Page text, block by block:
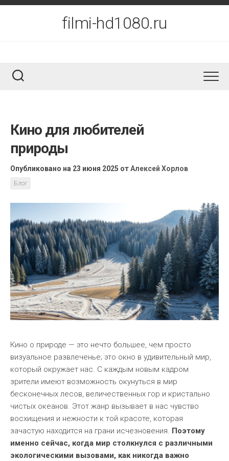
Перейти
filmi-hd1080.ru
Кино для любителей
природы
Опубликовано на 23 июня 2025 отАлексей Хорлов
Блог
Кино о природе — это нечто большее, чем просто
визуальное развлеченье; это окно в удивительный мир,
который окружает нас. С каждым новым кадром
зрители имеют возможность окунуться в мир
бесконечных лесов, величественных гор и кристально
чистых океанов. Этот жанр вызывает в нас чувство
восхищения и нежности к той красоте, которая
зачастую находится на грани исчезновения. Поэтому
именно сейчас, когда мир столкнулся с различными
экологическими вызовами, как никогда важно